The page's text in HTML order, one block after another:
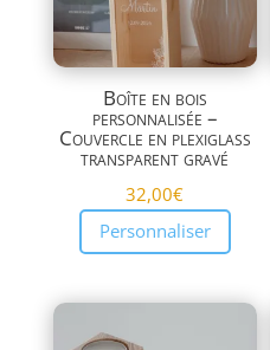
Boîte en bois
personnalisée –
Couvercle en plexiglass
transparent gravé
32,00€
Personnaliser